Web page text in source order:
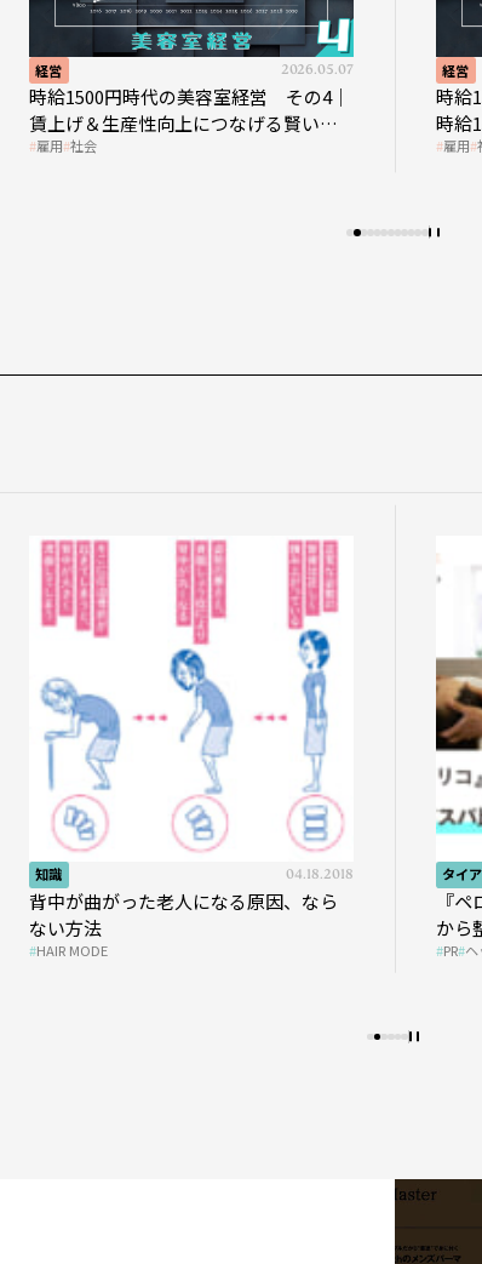
経営 2026.05.07
時給1500円時代の美容室経営 その4｜
賃上げ＆生産性向上につなげる賢い助
成金活用
雇用 社会
経営
時給
時給
影響
雇用
知識 04.18.2018
背中が曲がった老人になる原因、なら
ない方法
HAIR MODE
タイ
『
から
プの
PR ヘ